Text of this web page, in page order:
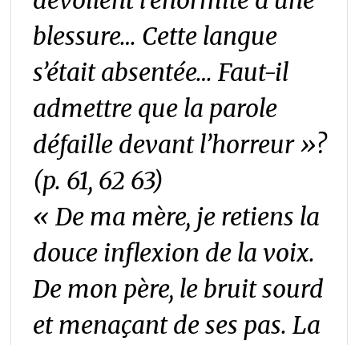
blessure… Cette langue
s’était absentée… Faut-il
admettre que la parole
défaille devant l’horreur »?
(p. 61, 62 63)
« De ma mère, je retiens la
douce inflexion de la voix.
De mon père, le bruit sourd
et menaçant de ses pas. La